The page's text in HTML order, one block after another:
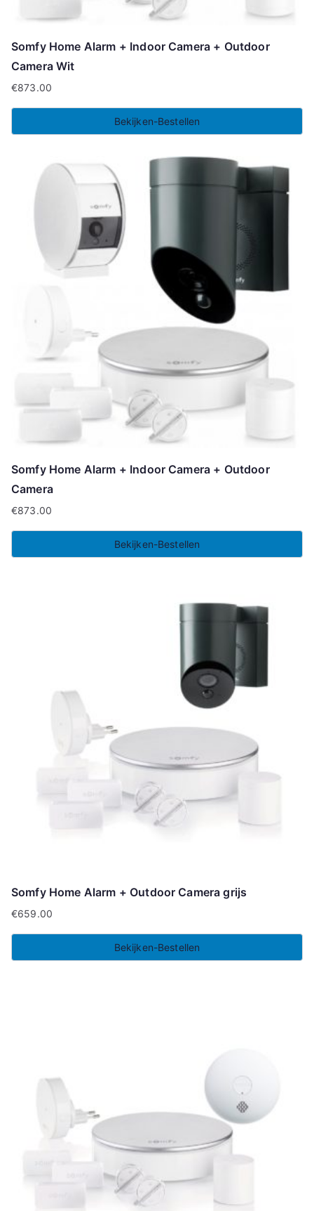
Somfy Home Alarm + Indoor Camera + Outdoor
Camera Wit
€873.00
Bekijken-Bestellen
Somfy Home Alarm + Indoor Camera + Outdoor
Camera
€873.00
Bekijken-Bestellen
Somfy Home Alarm + Outdoor Camera grijs
€659.00
Bekijken-Bestellen